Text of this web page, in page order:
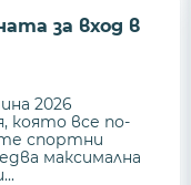
за вход в
2026
която все по-
спортни
максимална